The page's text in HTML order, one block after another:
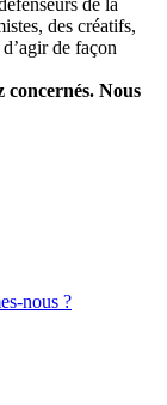
de la
des créatifs,
de façon
concernés. Nous
nous ?